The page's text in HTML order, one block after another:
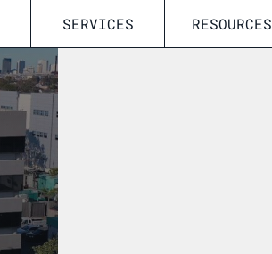
SERVICES RESOURCES